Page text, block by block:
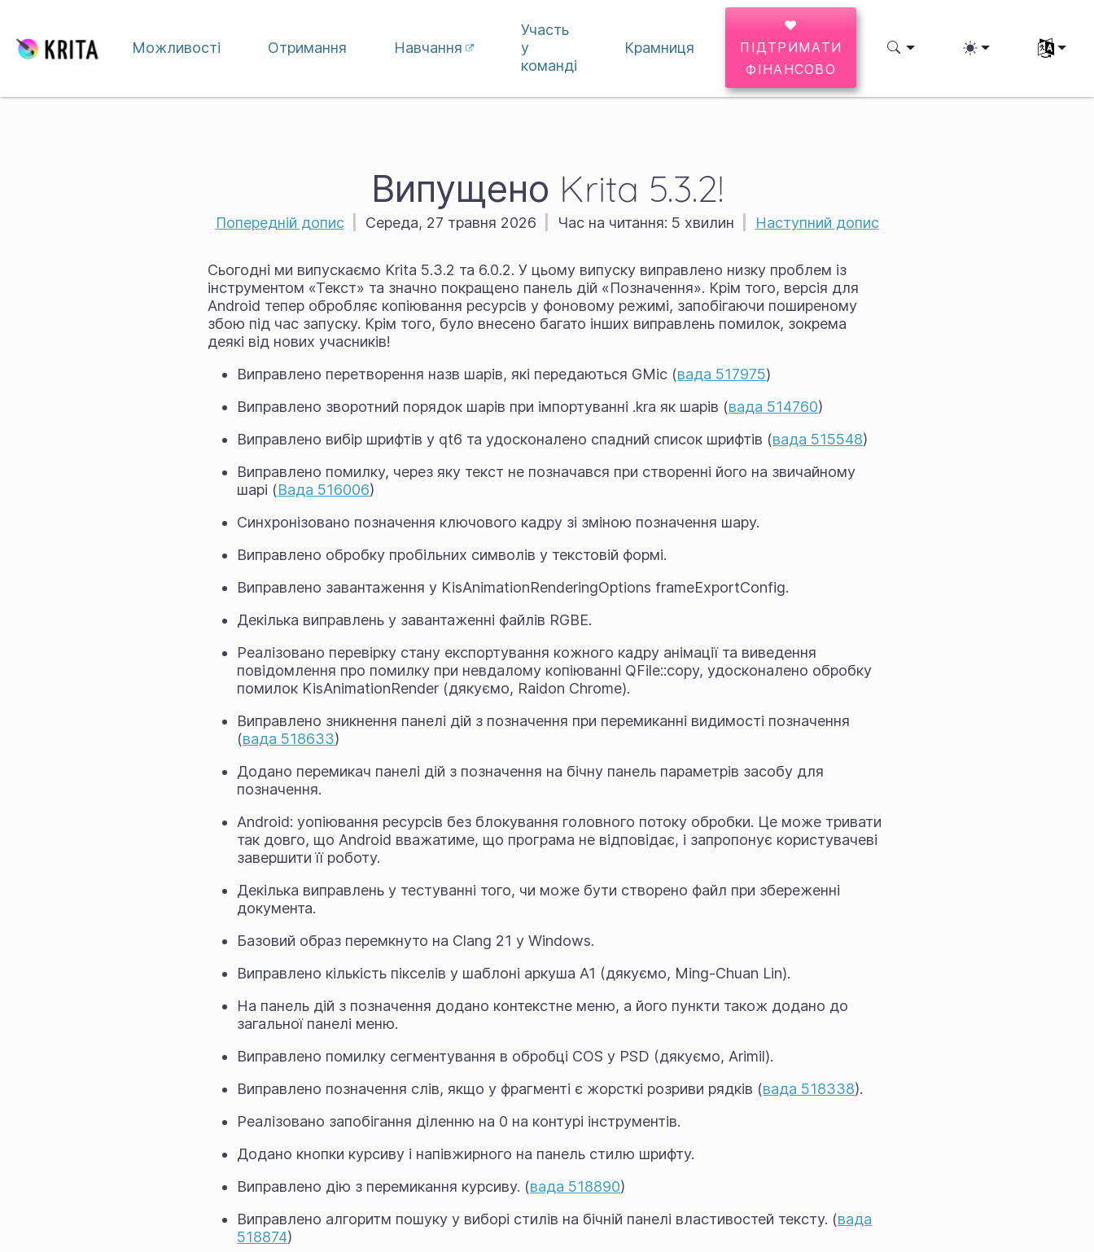
Можливості Отримання Навчання
Участь
у
команді
Крамниця
♥
ПІДТРИМАТИ
ФІНАНСОВО
Виберіть
Випущено Krita 5.3.2!
Попередній допис Середа, 27 травня 2026 Час на читання: 5 хвилин Наступний допис
Сьогодні ми випускаємо Krita 5.3.2 та 6.0.2. У цьому випуску виправлено низку проблем із
інструментом «Текст» та значно покращено панель дій «Позначення». Крім того, версія для
Android тепер обробляє копіювання ресурсів у фоновому режимі, запобігаючи поширеному
збою під час запуску. Крім того, було внесено багато інших виправлень помилок, зокрема
деякі від нових учасників!
Виправлено перетворення назв шарів, які передаються GMic (вада 517975)
Виправлено зворотний порядок шарів при імпортуванні .kra як шарів (вада 514760)
Виправлено вибір шрифтів у qt6 та удосконалено спадний список шрифтів (вада 515548)
Виправлено помилку, через яку текст не позначався при створенні його на звичайному
шарі (Вада 516006)
Синхронізовано позначення ключового кадру зі зміною позначення шару.
Виправлено обробку пробільних символів у текстовій формі.
Виправлено завантаження у KisAnimationRenderingOptions frameExportConfig.
Декілька виправлень у завантаженні файлів RGBE.
Реалізовано перевірку стану експортування кожного кадру анімації та виведення
повідомлення про помилку при невдалому копіюванні QFile::copy, удосконалено обробку
помилок KisAnimationRender (дякуємо, Raidon Chrome).
Виправлено зникнення панелі дій з позначення при перемиканні видимості позначення
(вада 518633)
Додано перемикач панелі дій з позначення на бічну панель параметрів засобу для
позначення.
Android: уопіювання ресурсів без блокування головного потоку обробки. Це може тривати
так довго, що Android вважатиме, що програма не відповідає, і запропонує користувачеві
завершити її роботу.
Декілька виправлень у тестуванні того, чи може бути створено файл при збереженні
документа.
Базовий образ перемкнуто на Clang 21 у Windows.
Виправлено кількість пікселів у шаблоні аркуша A1 (дякуємо, Ming-Chuan Lin).
На панель дій з позначення додано контекстне меню, а його пункти також додано до
загальної панелі меню.
Виправлено помилку сегментування в обробці COS у PSD (дякуємо, Arimil).
Виправлено позначення слів, якщо у фрагменті є жорсткі розриви рядків (вада 518338).
Реалізовано запобігання діленню на 0 на контурі інструментів.
Додано кнопки курсиву і напівжирного на панель стилю шрифту.
Виправлено дію з перемикання курсиву. (вада 518890)
Виправлено алгоритм пошуку у виборі стилів на бічній панелі властивостей тексту. (вада
518874)